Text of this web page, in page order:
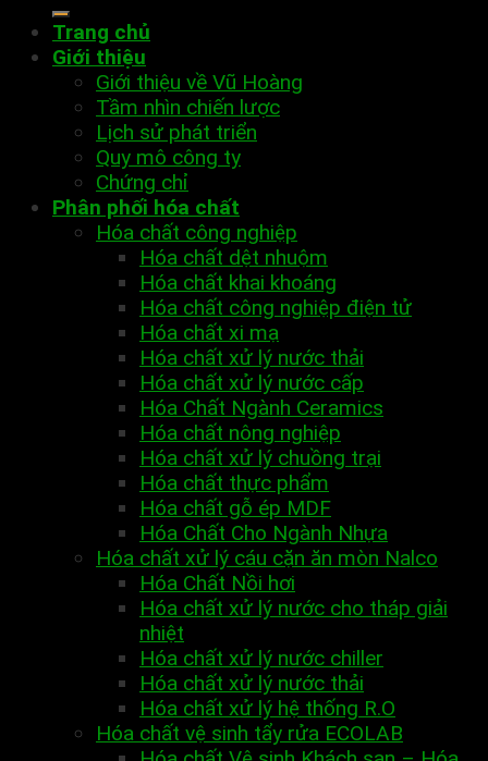
Trang chủ
Giới thiệu
Giới thiệu về Vũ Hoàng
Tầm nhìn chiến lược
Lịch sử phát triển
Quy mô công ty
Chứng chỉ
Phân phối hóa chất
Hóa chất công nghiệp
Hóa chất dệt nhuộm
Hóa chất khai khoáng
Hóa chất công nghiệp điện tử
Hóa chất xi mạ
Hóa chất xử lý nước thải
Hóa chất xử lý nước cấp
Hóa Chất Ngành Ceramics
Hóa chất nông nghiệp
Hóa chất xử lý chuồng trại
Hóa chất thực phẩm
Hóa chất gỗ ép MDF
Hóa Chất Cho Ngành Nhựa
Hóa chất xử lý cáu cặn ăn mòn Nalco
Hóa Chất Nồi hơi
Hóa chất xử lý nước cho tháp giải
nhiệt
Hóa chất xử lý nước chiller
Hóa chất xử lý nước thải
Hóa chất xử lý hệ thống R.O
Hóa chất vệ sinh tẩy rửa ECOLAB